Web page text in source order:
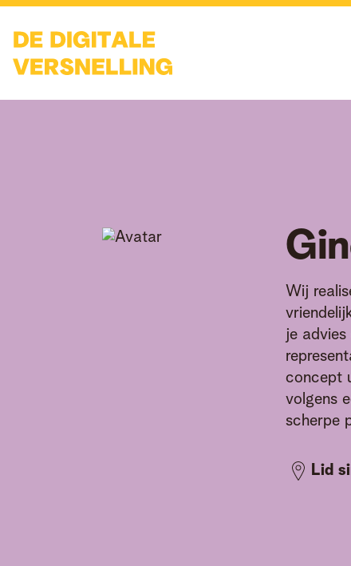
Wij
je advies
concept
volgens
scherpe
Lid